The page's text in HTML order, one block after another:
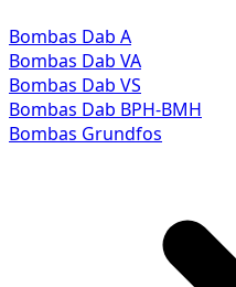
Bombas Dab A
Bombas Dab VA
Bombas Dab VS
Bombas Dab BPH-BMH
Bombas Grundfos